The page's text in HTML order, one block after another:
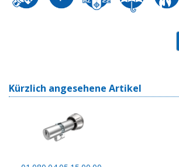
Kürzlich angesehene Artikel